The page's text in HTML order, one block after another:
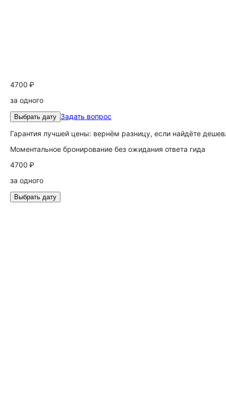
4700 ₽
за одного
Выбрать дату Задать вопрос
Гарантия лучшей цены: вернём разницу, если найдёте
Моментальное бронирование без ожидания ответа гида
4700 ₽
за одного
Выбрать дату